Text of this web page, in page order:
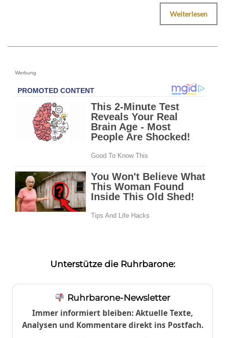
Weiterlesen
Werbung
Unterstütze die Ruhrbarone:
Ruhrbarone-Newsletter
Immer informiert bleiben: Aktuelle Texte,
Analysen und Kommentare direkt ins Postfach.